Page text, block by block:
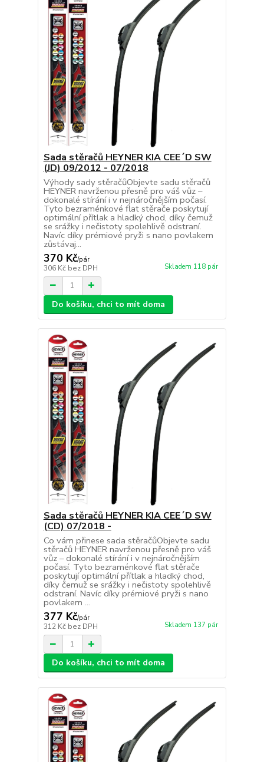
Sada stěračů HEYNER KIA CEE´D SW
(JD) 09/2012 - 07/2018
Výhody sady stěračůObjevte sadu stěračů
HEYNER navrženou přesně pro váš vůz –
dokonalé stírání i v nejnáročnějším počasí.
Tyto bezraménkové flat stěrače poskytují
optimální přítlak a hladký chod, díky čemuž
se srážky i nečistoty spolehlivě odstraní.
Navíc díky prémiové pryži s nano povlakem
zůstávaj...
370 Kč/pár
306 Kč bez DPH Skladem 118 pár
Do košíku, chci to mít doma
Sada stěračů HEYNER KIA CEE´D SW
(CD) 07/2018 -
Co vám přinese sada stěračůObjevte sadu
stěračů HEYNER navrženou přesně pro váš
vůz – dokonalé stírání i v nejnáročnějším
počasí. Tyto bezraménkové flat stěrače
poskytují optimální přítlak a hladký chod,
díky čemuž se srážky i nečistoty spolehlivě
odstraní. Navíc díky prémiové pryži s nano
povlakem ...
377 Kč/pár
312 Kč bez DPH Skladem 137 pár
Do košíku, chci to mít doma